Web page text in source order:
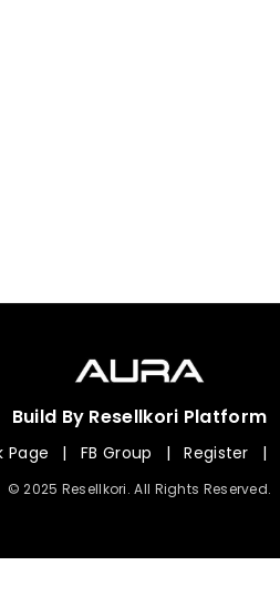
Build By Resellkori Platform
Page | FB Group | Register |
© 2025 Resellkori. All Rights Reserved.